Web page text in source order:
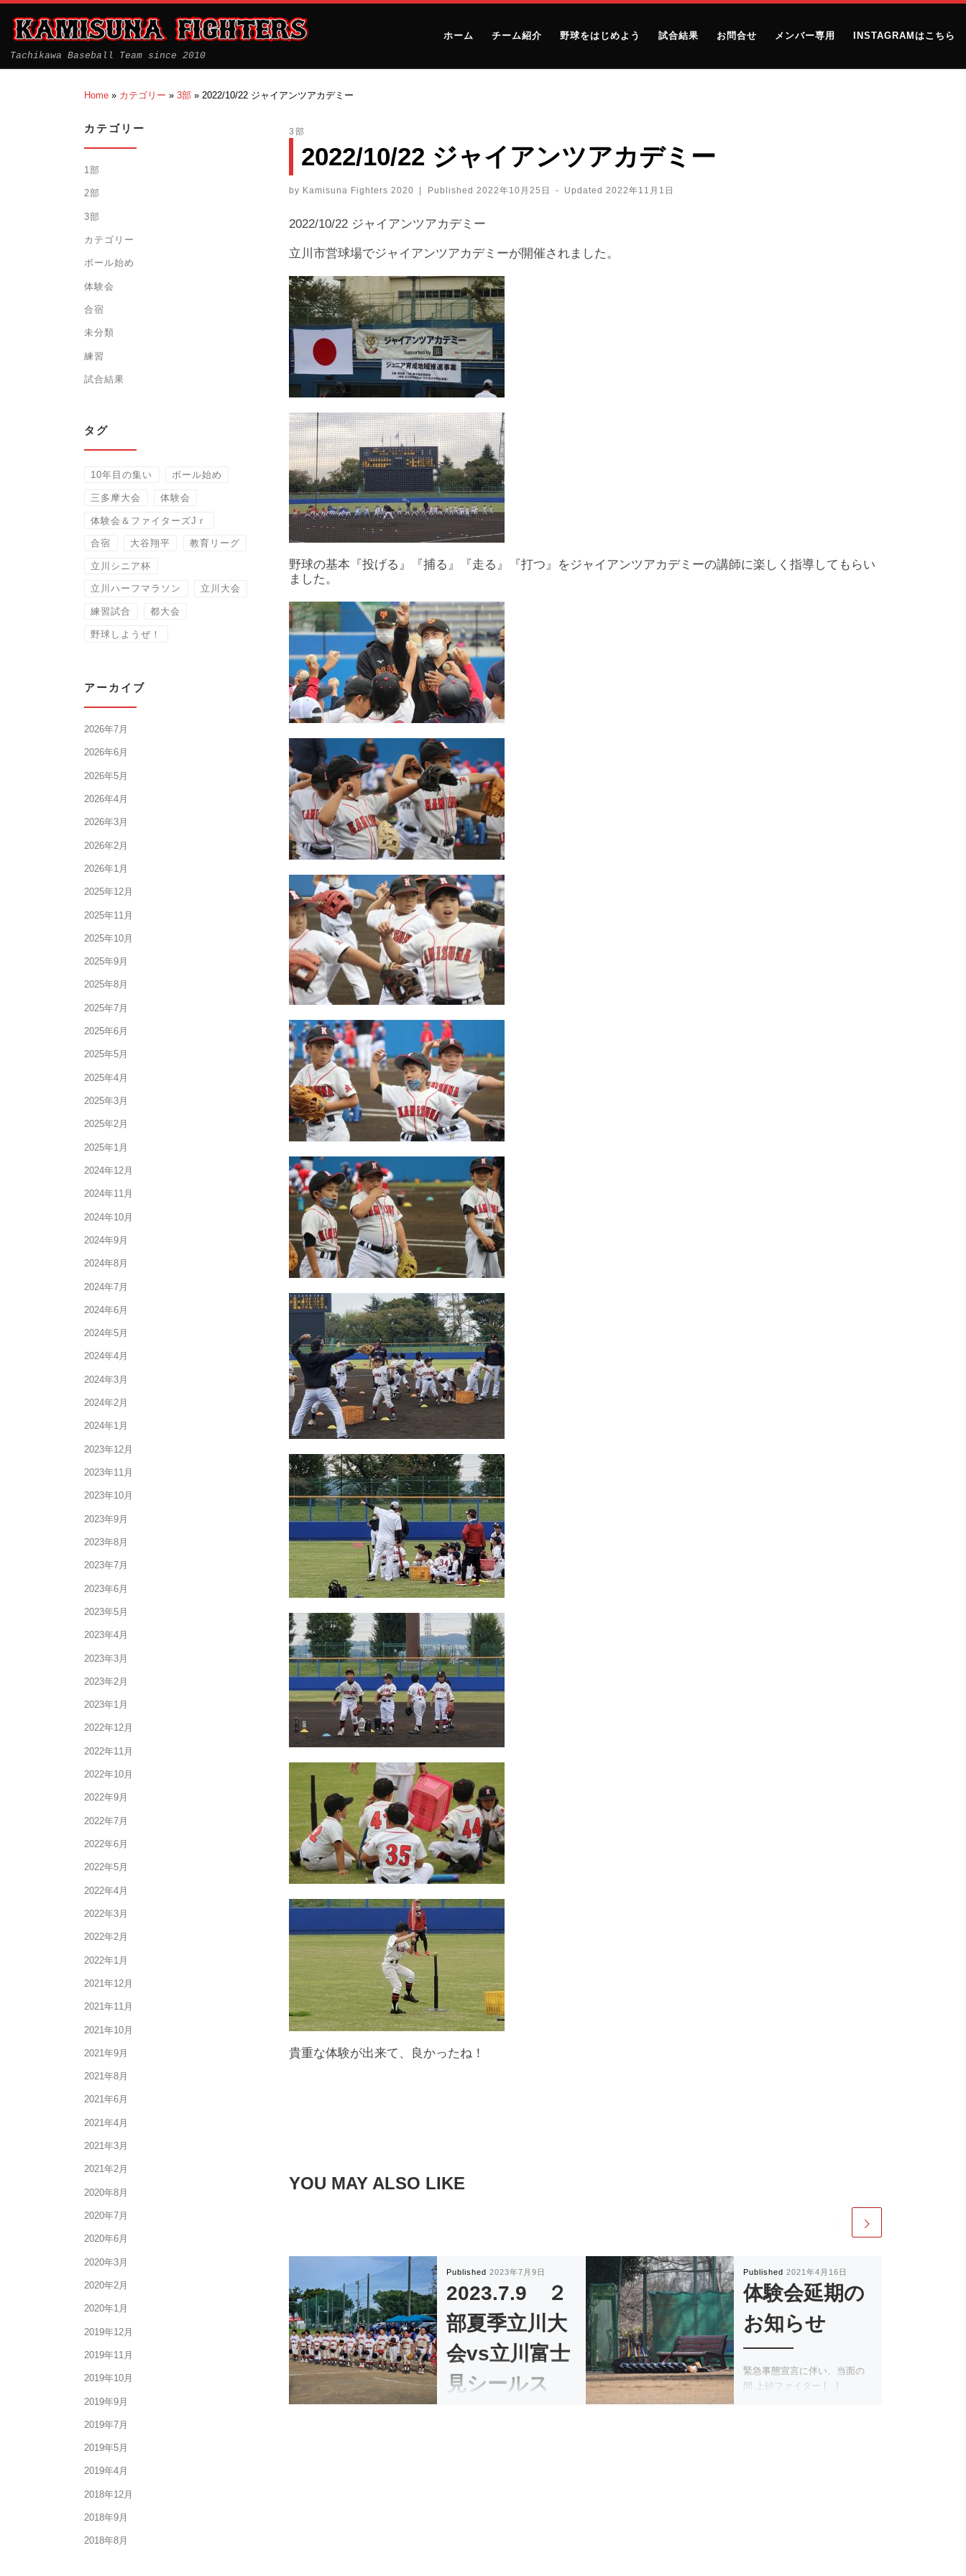
Tachikawa Baseball Team since 2010
ホーム チーム紹介 野球をはじめよう 試合結果 お問合せ メンバー専用 INSTAGRAMはこちら
Home » カテゴリー » 3部 » 2022/10/22 ジャイアンツアカデミー
3部
2022/10/22 ジャイアンツアカデミー
by Kamisuna Fighters 2020 | Published 2022年10月25日 - Updated 2022年11月1日
2022/10/22 ジャイアンツアカデミー
立川市営球場でジャイアンツアカデミーが開催されました。
野球の基本『投げる』『捕る』『走る』『打つ』をジャイアンツアカデミーの講師に楽しく指導してもらい
ました。
貴重な体験が出来て、良かったね！
YOU MAY ALSO LIKE
Published2023年7月9日
2023.7.9 ２
部夏季立川大
会vs立川富士
見シールス
Published 2021年4月16日
体験会延期の
お知らせ
緊急事態宣言に伴い、当面の
間 上砂ファイター […]
カテゴリー
1部
2部
3部
カテゴリー
ボール始め
体験会
合宿
未分類
練習
試合結果
タグ
10年目の集い ボール始め
三多摩大会 体験会
体験会＆ファイターズJｒ
合宿 大谷翔平 教育リーグ
立川シニア杯
立川ハーフマラソン 立川大会
練習試合 都大会
野球しようぜ！
アーカイブ
2026年7月
2026年6月
2026年5月
2026年4月
2026年3月
2026年2月
2026年1月
2025年12月
2025年11月
2025年10月
2025年9月
2025年8月
2025年7月
2025年6月
2025年5月
2025年4月
2025年3月
2025年2月
2025年1月
2024年12月
2024年11月
2024年10月
2024年9月
2024年8月
2024年7月
2024年6月
2024年5月
2024年4月
2024年3月
2024年2月
2024年1月
2023年12月
2023年11月
2023年10月
2023年9月
2023年8月
2023年7月
2023年6月
2023年5月
2023年4月
2023年3月
2023年2月
2023年1月
2022年12月
2022年11月
2022年10月
2022年9月
2022年7月
2022年6月
2022年5月
2022年4月
2022年3月
2022年2月
2022年1月
2021年12月
2021年11月
2021年10月
2021年9月
2021年8月
2021年6月
2021年4月
2021年3月
2021年2月
2020年8月
2020年7月
2020年6月
2020年3月
2020年2月
2020年1月
2019年12月
2019年11月
2019年10月
2019年9月
2019年7月
2019年5月
2019年4月
2018年12月
2018年9月
2018年8月